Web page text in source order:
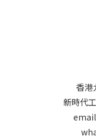
香港
新時代